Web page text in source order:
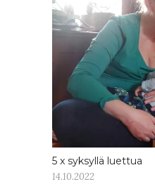
5 x syksyllä luettua
14.10.2022